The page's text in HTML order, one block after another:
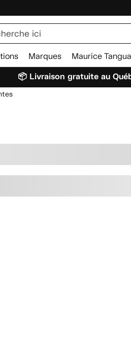
Marques Maurice
📦 Livraison gratuite au